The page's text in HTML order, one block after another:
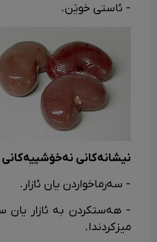
- ئاستی خوێن.
نیشانەکانی نەخۆشییەکانی
- سەرماخواردن یان ئازار.
- هەستکردن بە ئازار یان
میزکردندا.